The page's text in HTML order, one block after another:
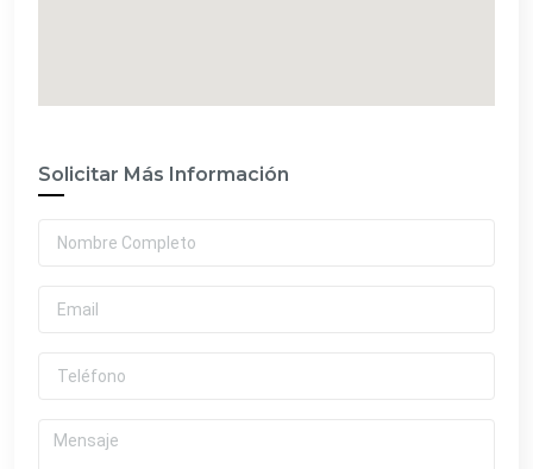
Solicitar Más Información